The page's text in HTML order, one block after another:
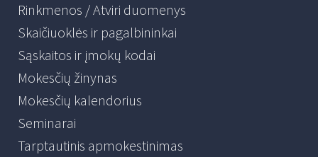
Rinkmenos / Atviri duomenys
Skaičiuoklės ir pagalbininkai
Sąskaitos ir įmokų kodai
Mokesčių žinynas
Mokesčių kalendorius
Seminarai
Tarptautinis apmokestinimas